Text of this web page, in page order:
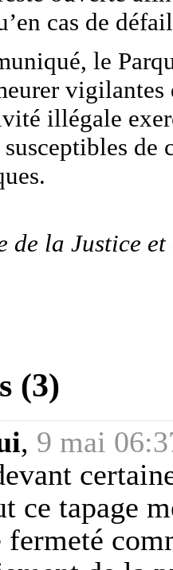
cas de
le
illégale
de
de la Justice
(3)
, 9 mai
ce tapage
fermeté